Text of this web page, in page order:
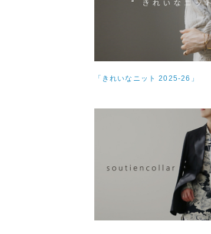
「きれいなニット 2025-26」